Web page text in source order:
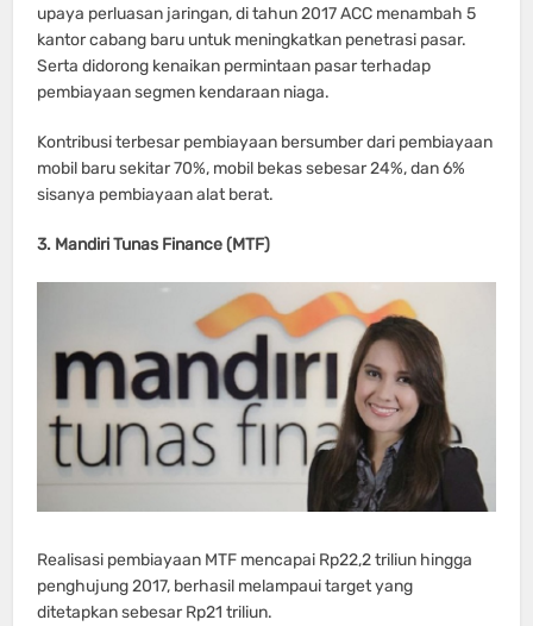
upaya perluasan jaringan, di tahun 2017 ACC menambah 5
kantor cabang baru untuk meningkatkan penetrasi pasar.
Serta didorong kenaikan permintaan pasar terhadap
pembiayaan segmen kendaraan niaga.
Kontribusi terbesar pembiayaan bersumber dari pembiayaan
mobil baru sekitar 70%, mobil bekas sebesar 24%, dan 6%
sisanya pembiayaan alat berat.
3. Mandiri Tunas Finance (MTF)
Realisasi pembiayaan MTF mencapai Rp22,2 triliun hingga
penghujung 2017, berhasil melampaui target yang
ditetapkan sebesar Rp21 triliun.